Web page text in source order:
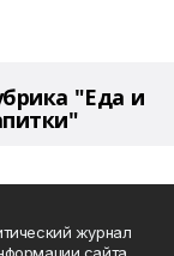
"Еда и
журнал